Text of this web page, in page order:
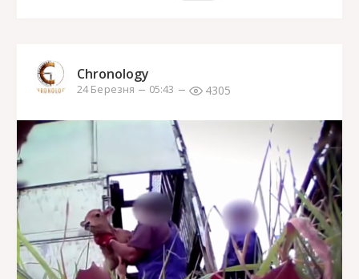
Chronology
24 Березня 05:43 4305